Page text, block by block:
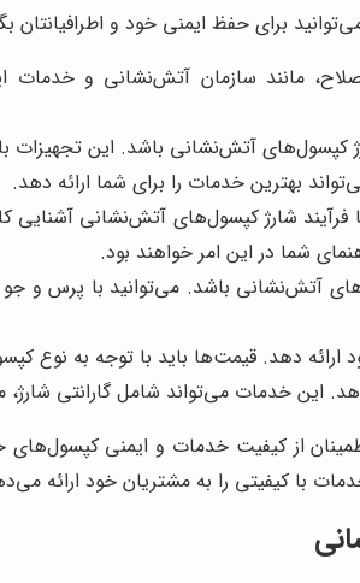
برای حفظ ایمنی خود و اطرافیانتان
مانند سازمان آتش‌نشانی و
کپسول‌های آتش‌نشانی باشد. این تجهیزات
بهترین خدمات را برای شما ارائه دهد.
شارژ کپسول‌های آتش‌نشانی آشنایی
شما در این امر خواهند بود.
آتش‌نشانی باشد. می‌توانید با پرس و جو
ارائه دهد. قیمت‌ها باید با توجه به نوع
این خدمات می‌تواند شامل گارانتی شارژ،
از کیفیت خدمات و ایمنی کپسول‌های
با کیفیتی را به مشتریان خود ارائه